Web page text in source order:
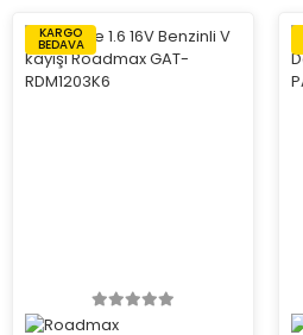
KARGO
BEDAVA